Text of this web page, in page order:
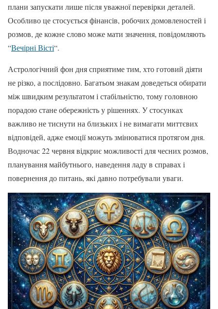
плани запускати лише після уважної перевірки деталей.
Особливо це стосується фінансів, робочих домовленостей і
розмов, де кожне слово може мати значення, повідомляють
“Вечірні Вісті“.
Астрологічний фон дня сприятиме тим, хто готовий діяти
не різко, а послідовно. Багатьом знакам доведеться обирати
між швидким результатом і стабільністю, тому головною
порадою стане обережність у рішеннях. У стосунках
важливо не тиснути на близьких і не вимагати миттєвих
відповідей, адже емоції можуть змінюватися протягом дня.
Водночас 22 червня відкриє можливості для чесних розмов,
планування майбутнього, наведення ладу в справах і
повернення до питань, які давно потребували уваги.